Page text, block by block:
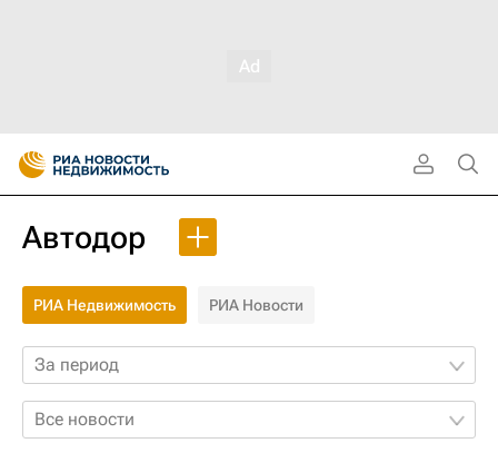
Автодор
РИА Недвижимость РИА Новости
За период
Все новости